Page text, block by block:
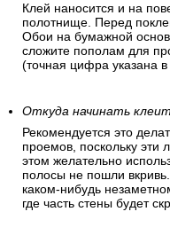
Клей наносится и на
полотнище. Перед
Обои на бумажной
сложите пополам для
(точная цифра указана
Откуда начинать
Рекомендуется это
проемов, поскольку эти
этом желательно
полосы не пошли
каком-нибудь
где часть стены будет